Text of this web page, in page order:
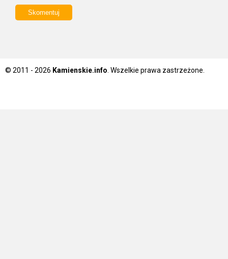
© 2011 - 2026 Kamienskie.info . Wszelkie prawa zastrzeżone.